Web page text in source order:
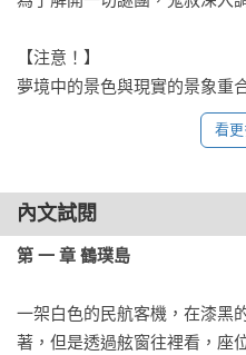
【注意！】
夢境中的景色與現實的景象重
因為你永遠不知道，那祕密是
怪咖事件簿系列
怪咖事件簿 事件二：雪山禁忌
怪咖事件簿 事件四：海島夢境
怪咖事件簿 事件五：遊戲匿蹤
看更
內文試閱
第 一 章 鶴璞島
一架白色的民航客機，在漆黑
著，但是透過舷窗往裡看，座